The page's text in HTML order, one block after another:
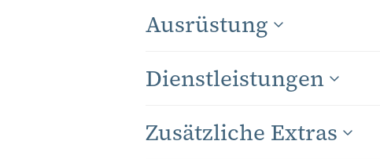
Ausrüstung
Dienstleistungen
Zusätzliche Extras